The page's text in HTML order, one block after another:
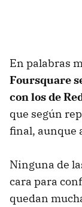
En palabras
Foursquare
con los de
que según
final, aunque
Ninguna de
cara para
quedan